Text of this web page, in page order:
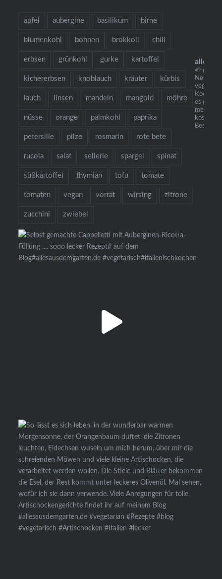
apfel aubergine basilikum birne
blumenkohl bohnen brokkoli chili
erbsen grünkohl gurke kartoffel
kichererbsen knoblauch kräuter kürbis
lauch linsen mandeln mangold möhre
nüsse orange palmkohl paprika
petersilie pilze rosmarin rote bete
rucola salat sellerie spargel spinat
süßkartoffel thymian tofu tomate
tomaten vegan vorrat wirsing zitrone
zucchini zwiebel
🌱 grow
Neu:
es gibt
mehr als